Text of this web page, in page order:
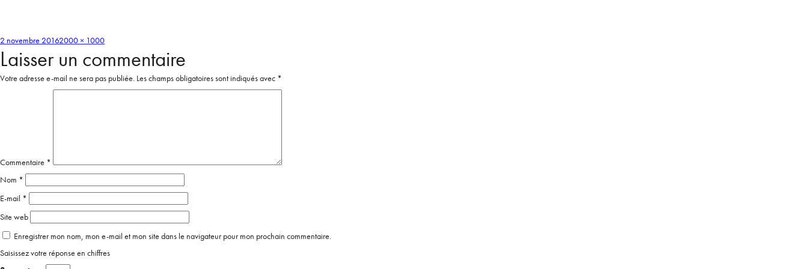
2 novembre 20162000 × 1000
Laisser un commentaire
Votre adresse e-mail ne sera pas publiée. Les champs obligatoires sont indiqués avec *
Commentaire *
Nom *
E-mail *
Site web
Enregistrer mon nom, mon e-mail et mon site dans le navigateur pour mon prochain commentaire.
Saisissez votre réponse en chiffres